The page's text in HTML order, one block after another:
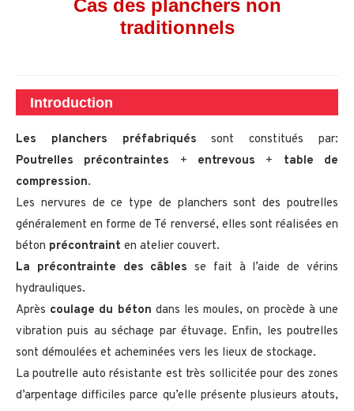
Cas des planchers non
traditionnels
Introduction
Les planchers préfabriqués sont constitués par:
Poutrelles précontraintes + entrevous + table de
compression.
Les nervures de ce type de planchers sont des poutrelles
généralement en forme de Té renversé, elles sont réalisées en
béton précontraint en atelier couvert.
La précontrainte des câbles se fait à l’aide de vérins
hydrauliques.
Après coulage du béton dans les moules, on procède à une
vibration puis au séchage par étuvage. Enfin, les poutrelles
sont démoulées et acheminées vers les lieux de stockage.
La poutrelle auto résistante est très sollicitée pour des zones
d’arpentage difficiles parce qu’elle présente plusieurs atouts,